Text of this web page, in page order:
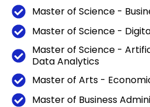
Master of Science -
Master of Science -
Master of Science -
Data Analytics
Master of Arts -
Master of Business